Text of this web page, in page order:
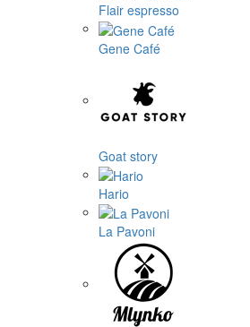
Flair espresso
Gene Café
Goat story
Hario
La Pavoni